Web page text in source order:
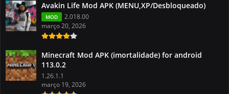
Avakin Life Mod APK (MENU,XP/Desbloqueado)
MOD
2.018.00
março 20, 2026
Minecraft Mod APK (imortalidade) for android
113.0.2
1.26.1.1
março 19, 2026